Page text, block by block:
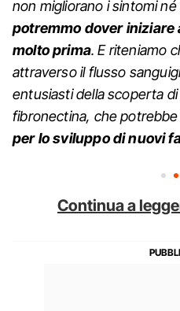
non migliorano i sintomi
potremmo dover iniziare
molto prima. E riteniamo
attraverso il flusso
entusiasti della scoperta
fibronectina, che
per lo sviluppo di nuovi
Continua a